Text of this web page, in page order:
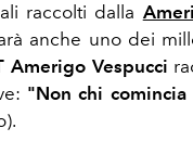
raccolti dalla
anche uno dei
Amerigo Vespucci
"Non chi